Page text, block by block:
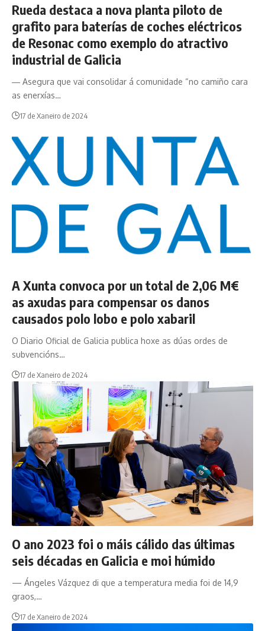
Rueda destaca a nova planta piloto de
grafito para baterías de coches eléctricos
de Resonac como exemplo do atractivo
industrial de Galicia
― Asegura que vai consolidar á comunidade “no camiño cara
as enerxías…
17 de Xaneiro de 2024
A Xunta convoca por un total de 2,06 M€
as axudas para compensar os danos
causados polo lobo e polo xabaril
O Diario Oficial de Galicia publica hoxe as dúas ordes de
subvencións…
17 de Xaneiro de 2024
O ano 2023 foi o máis cálido das últimas
seis décadas en Galicia e moi húmido
— Ángeles Vázquez di que a temperatura media foi de 14,9
graos,…
17 de Xaneiro de 2024